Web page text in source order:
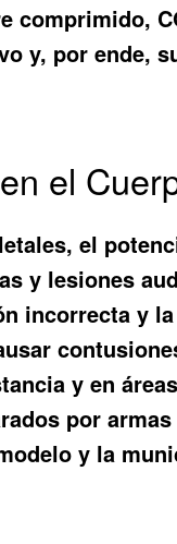
y, por ende,
el
el
y lesiones
incorrecta y
y en
por
y la